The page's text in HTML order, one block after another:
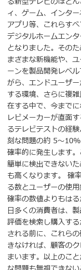
ィ、ゲーム、インタ
アプリ等、これらす
デジタルホームエン
となりました。その
まざまな新機能や、
ーンを製品開発レベ
がら、エンドユーザ
する環境、さらに複
在する中で、今まで
レビメーカーが直面
るテレビテストの経
刻な問題の約 5～
確率的に発生します
簡単に検出できない
も高くなります。 確
る数とユーザーの使
確率の数値よりもは
日多くの消費者は、
評価を検索し購入す
される前に、これら
きなければ、顧客の
まいます。以上のこ